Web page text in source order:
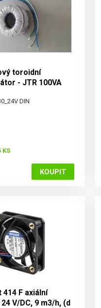
toroidní
- JTR 100VA
DIN
KS
414 F axiální
V/DC, 9 m3/h, (d